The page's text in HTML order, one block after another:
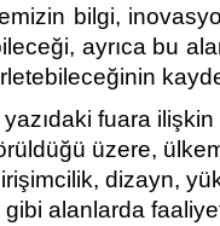
bilgi,
ayrıca bu
fuara
üzere,
dizayn,
gibi alanlarda